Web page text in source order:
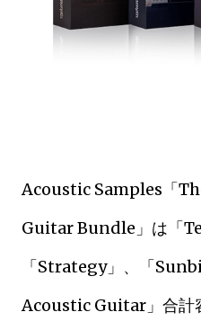
Acoustic Samples「
Guitar Bundle」は 「
「Strategy」、「
Acoustic Guitar」 合計